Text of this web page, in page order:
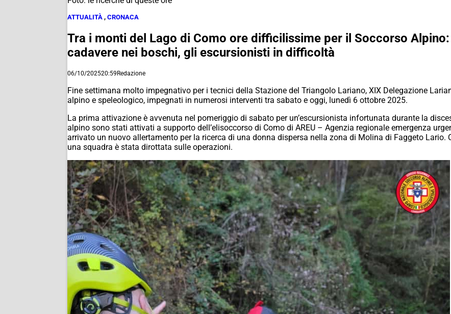
ATTUALITÀ , CRONACA
Tra i monti del Lago di Como ore difficilissime per il Soccorso Alpino:
cadavere nei boschi, gli escursionisti in difficoltà
06/10/202520:59Redazione
Fine settimana molto impegnativo per i tecnici della Stazione del Triangolo Lariano, XIX Delegazione
alpino e speleologico, impegnati in numerosi interventi tra sabato e oggi, lunedì 6 ottobre 2025.
La prima attivazione è avvenuta nel pomeriggio di sabato per un’escursionista infortunata durante la
alpino sono stati attivati a supporto dell’elisoccorso di Como di AREU – Agenzia regionale emergenza
arrivato un nuovo allertamento per la ricerca di una donna dispersa nella zona di Molina di Faggeto Lario.
una squadra è stata dirottata sulle operazioni.